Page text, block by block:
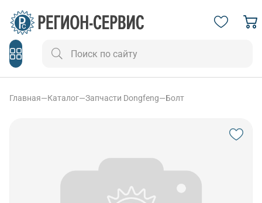
Главная—Каталог—Запчасти Dongfeng—Болт